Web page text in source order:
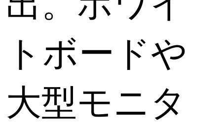
トボードや
大型モニタ